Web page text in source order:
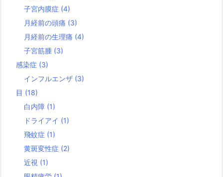
子宮内膜症 (4)
月経前の頭痛 (3)
月経前の生理痛 (4)
子宮筋腫 (3)
感染症 (3)
インフルエンザ (3)
目 (18)
白内障 (1)
ドライアイ (1)
飛蚊症 (1)
黄斑変性症 (2)
近視 (1)